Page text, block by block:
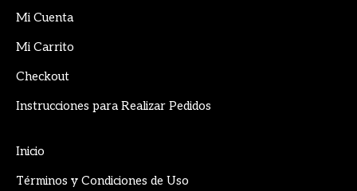
in
window
in
window
Mi Cuenta
Mi Carrito
Checkout
Instrucciones para Realizar Pedidos
Inicio
Términos y Condiciones de Uso